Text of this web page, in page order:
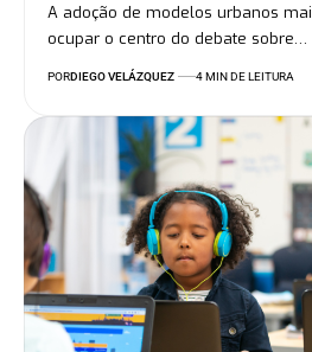
A adoção de modelos urbanos
ocupar o centro do debate sobre…
PORDIEGO VELÁZQUEZ 4 MIN DE LEITURA